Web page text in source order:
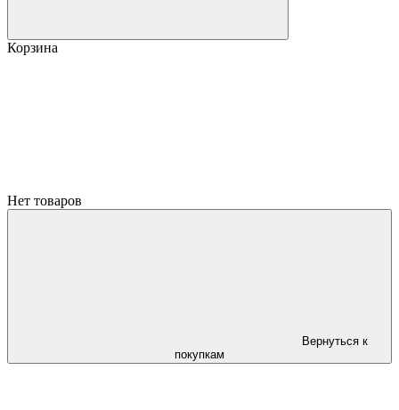
Корзина
Нет товаров
Вернуться к
покупкам